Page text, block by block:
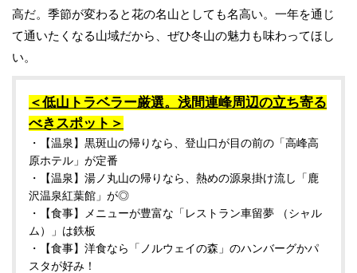
高だ。季節が変わると花の名山としても名高い。一年を通じ
て通いたくなる山域だから、ぜひ冬山の魅力も味わってほし
い。
＜低山トラベラー厳選。浅間連峰周辺の立ち寄る
べきスポット＞
・【温泉】黒斑山の帰りなら、登山口が目の前の「高峰高
原ホテル」が定番
・【温泉】湯ノ丸山の帰りなら、熱めの源泉掛け流し「鹿
沢温泉紅葉館」が◎
・【食事】メニューが豊富な「レストラン車留夢 （シャル
ム）」は鉄板
・【食事】洋食なら「ノルウェイの森」のハンバーグかパ
スタが好み！